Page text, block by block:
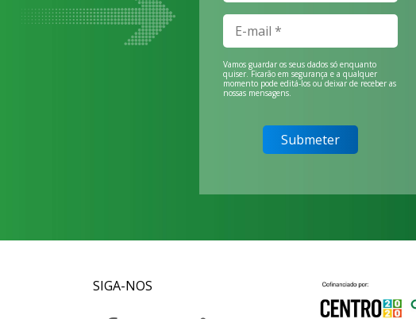
Vamos guardar os seus dados só enquanto
quiser. Ficarão em segurança e a qualquer
momento pode editá-los ou deixar de receber as
nossas mensagens.
SIGA-NOS